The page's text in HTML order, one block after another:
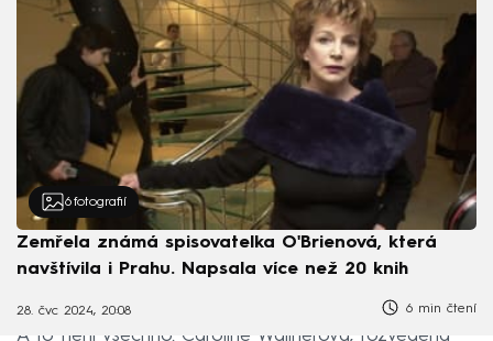
6 fotografií
Zemřela známá spisovatelka O'Brienová, která
navštívila i Prahu. Napsala více než 20 knih
28. čvc 2024, 20:08 6 min čtení
A to není všechno. Caroline Wallnerová, rozvedená